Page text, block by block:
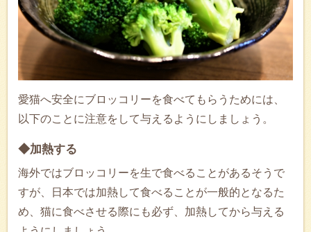
愛猫へ安全にブロッコリーを食べてもらうためには、
以下のことに注意をして与えるようにしましょう。
◆加熱する
海外ではブロッコリーを生で食べることがあるそうで
すが、日本では加熱して食べることが一般的となるた
め、猫に食べさせる際にも必ず、加熱してから与える